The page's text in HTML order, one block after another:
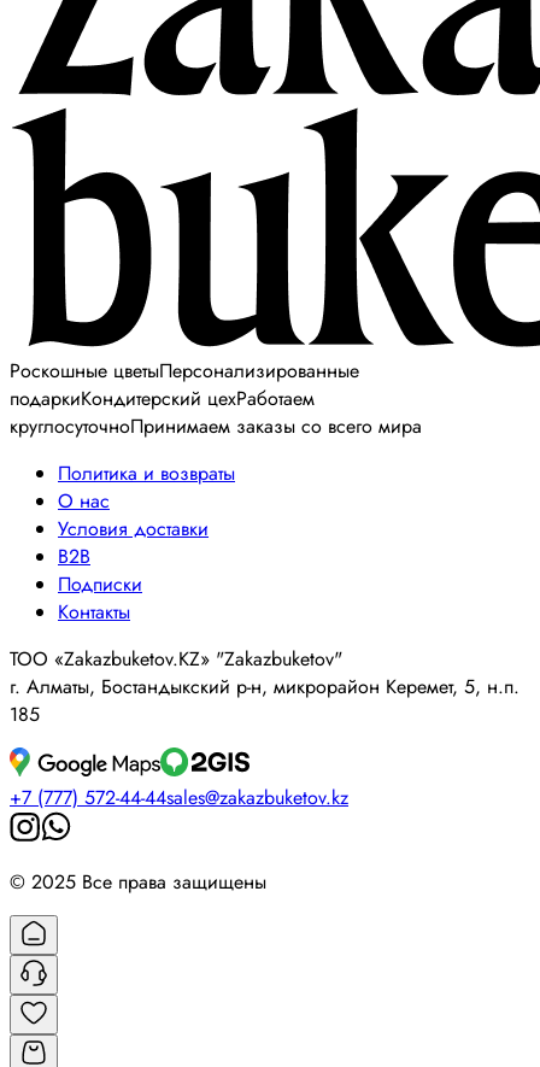
Роскошные цветыПерсонализированные
подаркиКондитерский цехРаботаем
круглосуточноПринимаем заказы со всего мира
Политика и возвраты
О нас
Условия доставки
B2B
Подписки
Контакты
ТОО «Zakazbuketov.KZ» "Zakazbuketov"
г. Алматы, Бостандыкский р-н, микрорайон Керемет, 5, н.п.
185
+7 (777) 572-44-44sales@zakazbuketov.kz
© 2025 Все права защищены